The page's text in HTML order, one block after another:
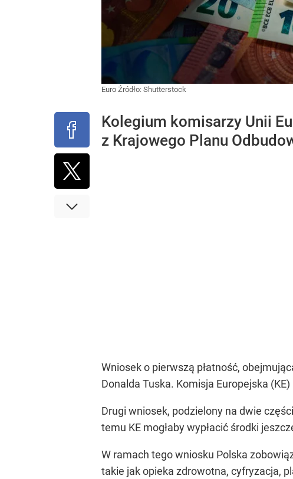
Euro Źródło: Shutterstock
Kolegium komisarzy Unii
z Krajowego Planu
Wniosek o pierwszą płatność,
Donalda Tuska. Komisja Europejska
Drugi wniosek, podzielony na dwie
temu KE mogłaby wypłacić środki
W ramach tego wniosku Polska
takie jak opieka zdrowotna, cyfryzacja,